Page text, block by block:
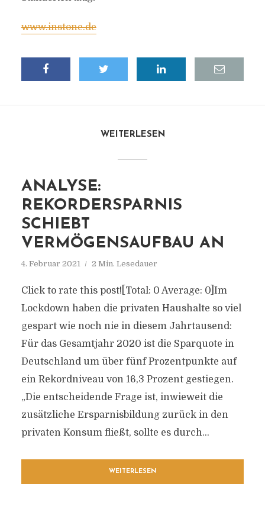
www.instone.de
WEITERLESEN
ANALYSE:
REKORDERSPARNIS
SCHIEBT
VERMÖGENSAUFBAU AN
4. Februar 2021 2 Min. Lesedauer
Click to rate this post![Total: 0 Average: 0]Im
Lockdown haben die privaten Haushalte so viel
gespart wie noch nie in diesem Jahrtausend:
Für das Gesamtjahr 2020 ist die Sparquote in
Deutschland um über fünf Prozentpunkte auf
ein Rekordniveau von 16,3 Prozent gestiegen.
„Die entscheidende Frage ist, inwieweit die
zusätzliche Ersparnisbildung zurück in den
privaten Konsum fließt, sollte es durch...
WEITERLESEN